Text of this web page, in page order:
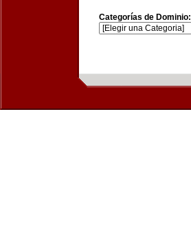
Categorías de Dominio: